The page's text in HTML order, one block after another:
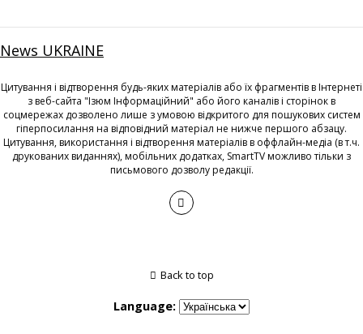
News UKRAINE
Цитування і відтворення будь-яких матеріалів або їх фрагментів в Інтернеті
з веб-сайта "Ізюм Інформаційний" або його каналів і сторінок в
соцмережах дозволено лише з умовою відкритого для пошукових систем
гіперпосилання на відповідний матеріал не нижче першого абзацу.
Цитування, використання і відтворення матеріалів в оффлайн-медіа (в т.ч.
друкованих виданнях), мобільних додатках, SmartTV можливо тільки з
письмового дозволу редакції.
Back to top
Language: